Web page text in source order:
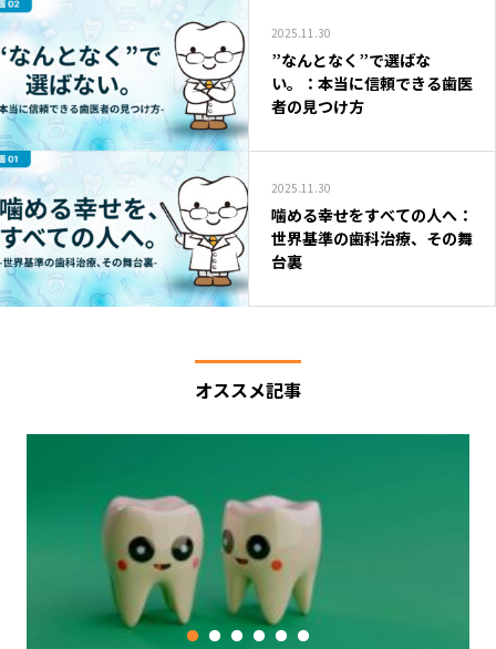
2025.11.30
”なんとなく”で選ばな
い。：本当に信頼できる歯医
者の見つけ方
2025.11.30
噛める幸せをすべての人へ：
世界基準の歯科治療、その舞
台裏
オススメ記事